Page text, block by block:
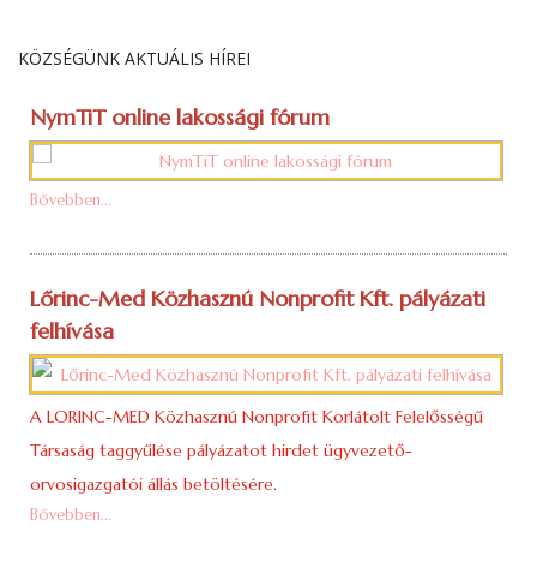
KÖZSÉGÜNK AKTUÁLIS HÍREI
NymTiT online lakossági fórum
Bővebben...
Lőrinc-Med Közhasznú Nonprofit Kft. pályázati
felhívása
A LORINC-MED Közhasznú Nonprofit Korlátolt Felelősségű
Társaság taggyűlése pályázatot hirdet ügyvezető-
orvosigazgatói állás betöltésére.
Bővebben...